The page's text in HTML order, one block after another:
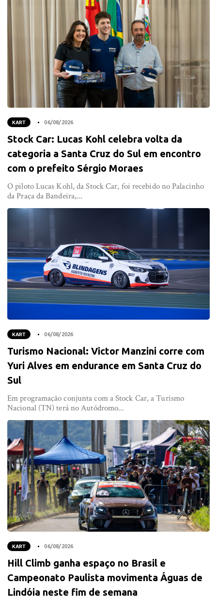
KART 06/08/2026
Stock Car: Lucas Kohl celebra volta da
categoria a Santa Cruz do Sul em encontro
com o prefeito Sérgio Moraes
O piloto Lucas Kohl, da Stock Car, foi recebido no Palacinho
da Praça da Bandeira,...
KART 06/08/2026
Turismo Nacional: Victor Manzini corre com
Yuri Alves em endurance em Santa Cruz do
Sul
Em programação conjunta com a Stock Car, a Turismo
Nacional (TN) terá no Autódromo...
KART 06/08/2026
Hill Climb ganha espaço no Brasil e
Campeonato Paulista movimenta Águas de
Lindóia neste fim de semana